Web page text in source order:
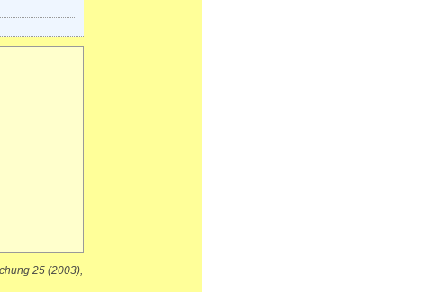
25 (2003),